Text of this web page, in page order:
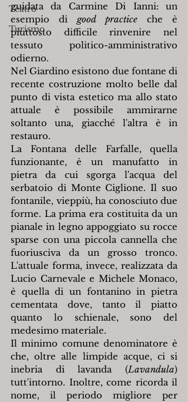
Teatro
Turismo
guidata da Carmine Di Ianni: un
esempio di good practice che è
piuttosto difficile rinvenire nel
tessuto politico-amministrativo
odierno.
Nel Giardino esistono due fontane di
recente costruzione molto belle dal
punto di vista estetico ma allo stato
attuale è possibile ammirarne
soltanto una, giacché l'altra è in
restauro.
La Fontana delle Farfalle, quella
funzionante, è un manufatto in
pietra da cui sgorga l'acqua del
serbatoio di Monte Ciglione. Il suo
fontanile, vieppiù, ha conosciuto due
forme. La prima era costituita da un
pianale in legno appoggiato su rocce
sparse con una piccola cannella che
fuoriusciva da un grosso tronco.
L'attuale forma, invece, realizzata da
Lucio Carnevale e Michele Monaco,
è quella di un fontanino in pietra
cementata dove, tanto il piatto
quanto lo schienale, sono del
medesimo materiale.
Il minimo comune denominatore è
che, oltre alle limpide acque, ci si
inebria di lavanda (Lavandula)
tutt'intorno. Inoltre, come ricorda il
nome, il periodo migliore per